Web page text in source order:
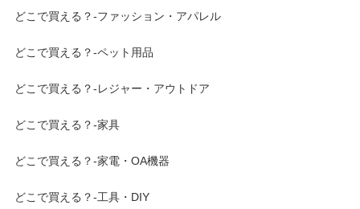
どこで買える？-ファッション・アパレル
どこで買える？-ペット用品
どこで買える？-レジャー・アウトドア
どこで買える？-家具
どこで買える？-家電・OA機器
どこで買える？-工具・DIY